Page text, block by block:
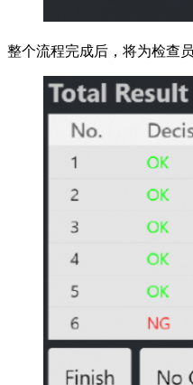
整个流程完成后，将为检查